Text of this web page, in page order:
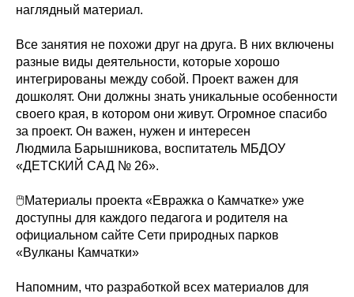
наглядный материал.
Все занятия не похожи друг на друга. В них включены
разные виды деятельности, которые хорошо
интегрированы между собой. Проект важен для
дошколят. Они должны знать уникальные особенности
своего края, в котором они живут. Огромное спасибо
за проект. Он важен, нужен и интересен
Людмила Барышникова, воспитатель МБДОУ
«ДЕТСКИЙ САД № 26».
🖱Материалы проекта «Евражка о Камчатке» уже
доступны для каждого педагога и родителя на
официальном сайте Сети природных парков
«Вулканы Камчатки»
Напомним, что разработкой всех материалов для